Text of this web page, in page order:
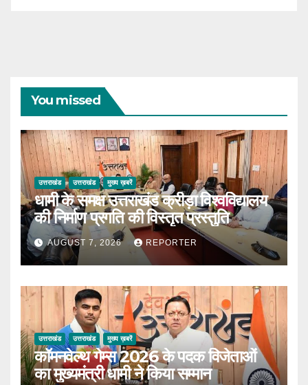
You missed
उत्तराखंड उत्तराखंड मुख्य ख़बरें
धामी के समक्ष उत्तराखंड क्रीड़ा विश्वविद्यालय
की निर्माण प्रगति की विस्तृत प्रस्तुति
AUGUST 7, 2026 REPORTER
उत्तराखंड उत्तराखंड मुख्य ख़बरें
कॉमनवेल्थ गेम्स 2026 के पदक विजेताओं
का मुख्यमंत्री धामी ने किया सम्मान